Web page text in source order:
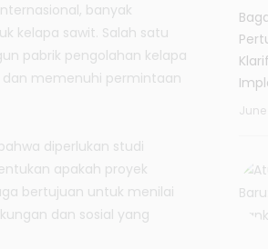
banyak
kelapa sawit. Salah satu
pabrik pengolahan kelapa
dan memenuhi permintaan
diperlukan studi
apakah proyek
bertujuan untuk menilai
dan sosial yang
June